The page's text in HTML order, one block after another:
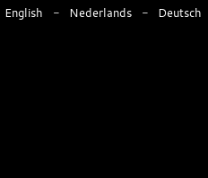
English Nederlands Deutsch